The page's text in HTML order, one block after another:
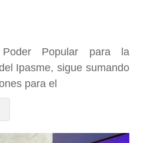
Popular para la
Ipasme, sigue sumando
para el